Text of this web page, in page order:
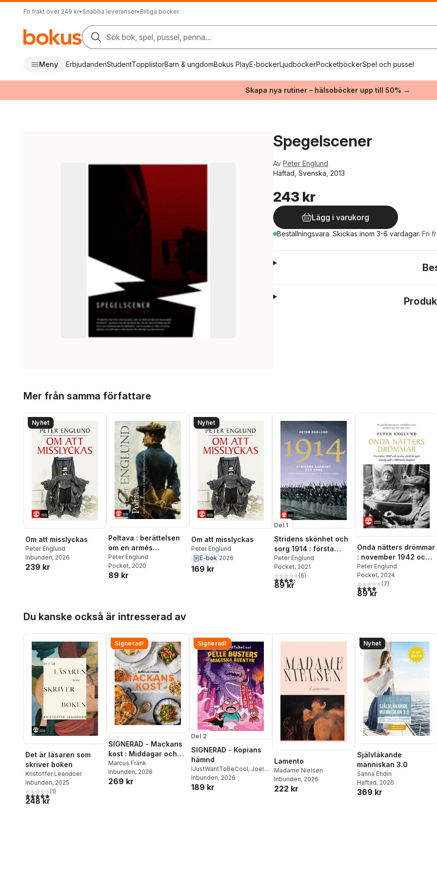
Fri frakt över 249 kr• Snabba leveranser• Billiga böcker
Sök bok, spel, pussel, penna...
Meny ErbjudandenStudentTopplistorBarn & ungdomBokus PlayE-böckerLjudböckerPocketböckerSpel och pussel
Skapa nya rutiner – hälsoböcker upp till 50% →
Spegelscener
Av Peter Englund
Häftad, Svenska, 2013
243 kr
Lägg i varukorg
Beställningsvara. Skickas inom 3-6 vardagar. Fri
Mer från samma författare
Nyhet
Om att misslyckas
Peter Englund
Inbunden, 2026
239 kr
Poltava : berättelsen
om en armés
undergång
Peter Englund
Pocket, 2020
89 kr
Nyhet
Om att misslyckas
Peter Englund
E-bok 2026
169 kr
Del 1
Stridens skönhet och
sorg 1914 : första
världskrigets
inledande år i 68
korta kapitel
Peter Englund
Pocket, 2021
4,3utav 5 stjärnor. Totalt antal röster:
(6)
89 kr
Onda nätters drömmar
: november 1942 och
andra världskrigets
vändpunkt i 360 korta
kapitel
Peter Englund
Pocket, 2024
4,1utav 5 stjärnor. Totalt
(7)
89 kr
Du kanske också är intresserad av
Det är läsaren som
skriver boken
Kristoffer Leandoer
Inbunden, 2025
5,0utav 5 stjärnor. Totalt antal röster:
(1)
248 kr
Signerad!
SIGNERAD - Mackans
kost : Middagar och
matlådor
Marcus Frank
Inbunden, 2026
269 kr
Signerad!
Del 2
SIGNERAD - Kopians
hämnd
IJustWantToBeCool, Joel
Adolphson,Emil Ejdemo
Beer ,Victor Beer
Inbunden, 2026
189 kr
Lamento
Madame Nielsen
Inbunden, 2026
222 kr
Nyhet
Självläkande
människan 3.0
Sanna Ehdin
Häftad, 2026
369 kr